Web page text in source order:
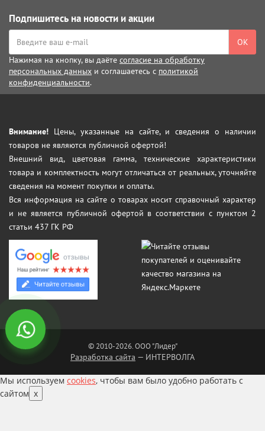
Подпишитесь на новости и акции
ОК
Нажимая на кнопку, вы даёте согласие на обработку
персональных данных и соглашаетесь с политикой
конфиденциальности.
Внимание! Цены, указанные на сайте, и сведения о наличии
товаров не являются публичной офертой!
Внешний вид, цветовая гамма, технические характеристики
товара и комплектность могут отличаться от реальных, уточняйте
сведения на момент покупки и оплаты.
Вся информация на сайте о товарах носит справочный характер
и не является публичной офертой в соответствии с пунктом 2
статьи 437 ГК РФ
© 2010-2026. ООО "Лидер"
Разработка сайта — ИНТЕРВОЛГА
Мы используем cookies, чтобы вам было удобно работать с
сайтом x